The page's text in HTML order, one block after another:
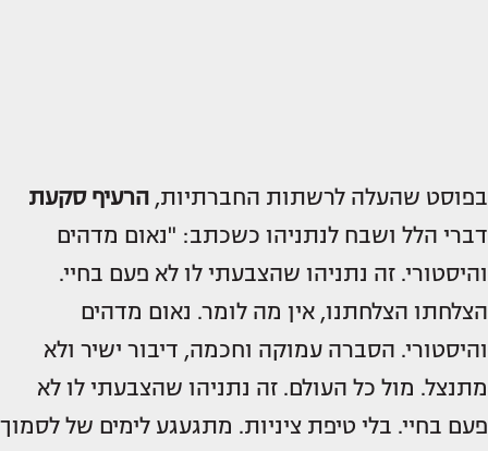
בפוסט שהעלה לרשתות החברתיות, הרעיף סקעת
דברי הלל ושבח לנתניהו כשכתב: "נאום מדהים
והיסטורי. זה נתניהו שהצבעתי לו לא פעם בחיי.
הצלחתו הצלחתנו, אין מה לומר. נאום מדהים
והיסטורי. הסברה עמוקה וחכמה, דיבור ישיר ולא
מתנצל. מול כל העולם. זה נתניהו שהצבעתי לו לא
פעם בחיי. בלי טיפת ציניות. מתגעגע לימים של לסמוך